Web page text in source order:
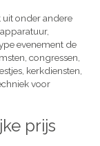
uit onder andere
evenement de
congressen,
kerkdiensten,
voor
prijs